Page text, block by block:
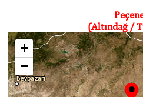
(Altındağ /
+
−